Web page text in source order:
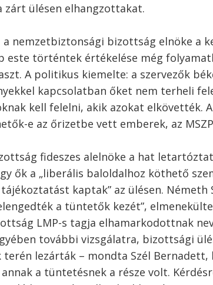
ülésen elhangzottakat.
a nemzetbiztonsági bizottság elnöke a
este történtek értékelése még
A politikus kiemelte: a szervezők
kapcsolatban őket nem terheli
kell felelni, akik azokat elkövették.
e az őrizetbe vett emberek, az
fideszes alelnöke a hat
ők a „liberális baloldalhoz köthető
kaptak” az ülésen. Németh
a tüntetők kezét”,
LMP-s tagja elhamarkodottnak
további vizsgálatra, bizottsági
terén lezárták – mondta Szél Bernadett,
a tüntetésnek a része volt.